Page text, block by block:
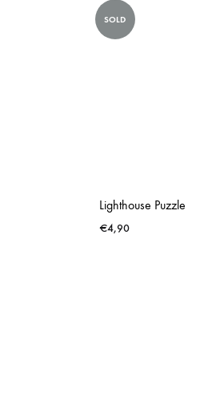
SOLD
Lighthouse Puzzle
€4,90